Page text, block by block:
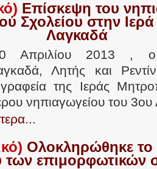
Επίσκεψη του
Σχολείου στην
Λαγκαδά
Απριλίου 2013 , ο
Λητής και
της Ιεράς
νηπιαγωγείου του 3ου
Ολοκληρώθηκε το
των επιμορφωτικών